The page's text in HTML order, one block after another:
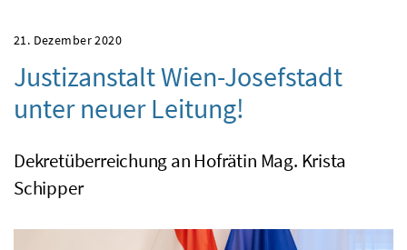
21. Dezember 2020
Justizanstalt Wien-Josefstadt
unter neuer Leitung!
Dekretüberreichung an Hofrätin Mag. Krista
Schipper